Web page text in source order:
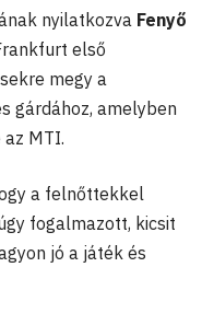
nyilatkozva Fenyő
első
megy a
gárdához, amelyben
MTI.
a felnőttekkel
fogalmazott, kicsit
jó a játék és